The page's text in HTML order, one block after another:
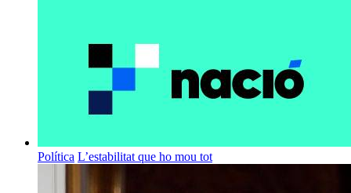
Política L’estabilitat que ho mou tot